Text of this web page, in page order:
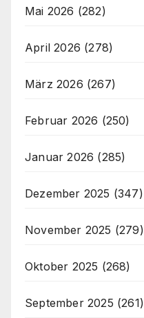
Mai 2026 (282)
April 2026 (278)
März 2026 (267)
Februar 2026 (250)
Januar 2026 (285)
Dezember 2025 (347)
November 2025 (279)
Oktober 2025 (268)
September 2025 (261)